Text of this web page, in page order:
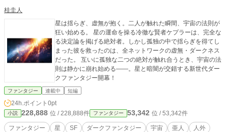
桂圭人
星は揺らぎ、虚無が抱く。二人が触れた瞬間、宇宙の法則が
狂い始める。 星の運命を操る冷徹な賢者ケプラーは、完全な
る決定論を掲げる絶対者。しかし孤独の中で揺らぎを得てし
まった彼を救ったのは、全ネットワークの虚無・ダークネス
だった。 互いに孤独な二つの絶対が触れ合うとき、宇宙の法
則は静かに崩れ始める――。星と暗闇が交錯する新世代ダー
クファンタジー開幕！
ファンタジー 連載中 短編
24h.ポイント 0pt
小説 228,888 位 / 228,888件 ファンタジー 53,342 位 / 53,342件
ファンタジー 星 SF ダークファンタジー 宇宙 亜人
人外